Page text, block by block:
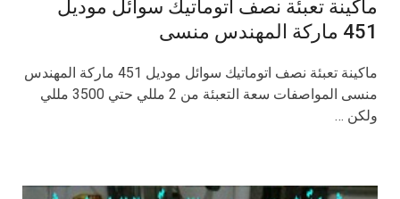
ماكينة تعبئة نصف اتوماتيك سوائل موديل
451 ماركة المهندس منسى
ماكينة تعبئة نصف اتوماتيك سوائل موديل 451 ماركة المهندس
منسى المواصفات سعة التعبئة من 2 مللي حتي 3500 مللي
ولكن …